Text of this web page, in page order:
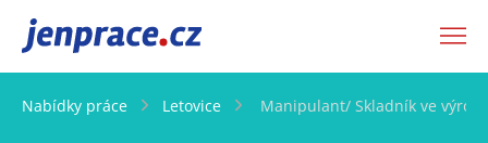
JenPráce.cz
Nabídky práce Letovice Manipulant/ Skladník ve